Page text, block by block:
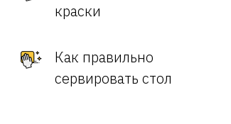
краски
Как правильно
сервировать стол